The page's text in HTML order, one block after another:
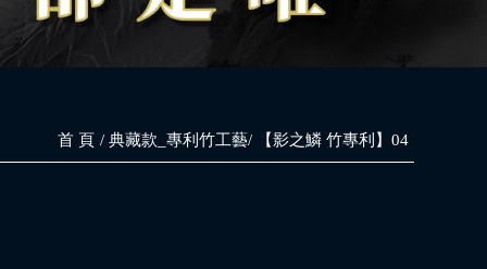
首 頁 典藏款_專利竹工藝 【影之鱗 竹專利】04